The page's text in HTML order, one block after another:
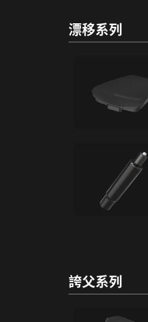
漂移系列
誇父系列